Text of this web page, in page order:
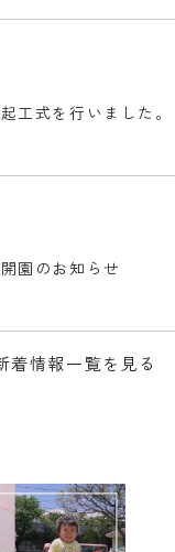
工式を行いました。
園のお知らせ
着情報一覧を見る